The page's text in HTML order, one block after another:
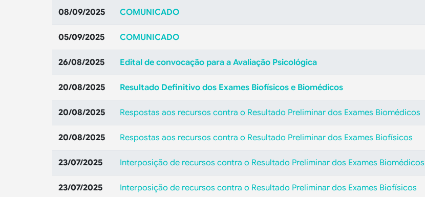
08/09/2025 COMUNICADO
05/09/2025 COMUNICADO
26/08/2025 Edital de convocação para a Avaliação Psicológica
20/08/2025 Resultado Definitivo dos Exames Biofísicos e Biomédicos
20/08/2025 Respostas aos recursos contra o Resultado Preliminar dos Exames Biomédicos
20/08/2025 Respostas aos recursos contra o Resultado Preliminar dos Exames Biofísicos
23/07/2025 Interposição de recursos contra o Resultado Preliminar dos Exames Biomédicos
23/07/2025 Interposição de recursos contra o Resultado Preliminar dos Exames Biofísicos